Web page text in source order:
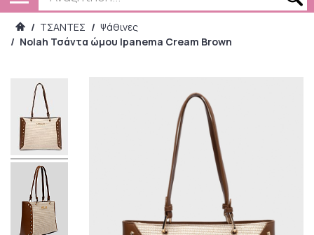
/ ΤΣΑΝΤΕΣ / Ψάθινες
/ Nolah Τσάντα ώμου Ipanema Cream Brown